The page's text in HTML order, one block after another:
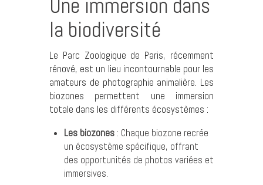
la biodiversité
Le Parc Zoologique de Paris, récemment
rénové, est un lieu incontournable pour les
amateurs de photographie animalière. Les
biozones permettent une immersion
totale dans les différents écosystèmes :
Les biozones: Chaque biozone recrée
un écosystème spécifique, offrant
des opportunités de photos variées et
immersives.